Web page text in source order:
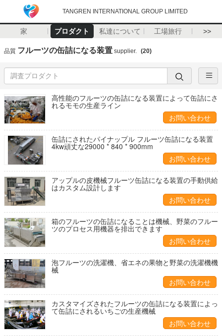
TANGREN INTERNATIONAL GROUP LIMITED
家 プロダクト 私達について 工場旅行 >>
品質 フルーツの缶詰になる装置 supplier. (20)
高性能のフルーツの缶詰になる装置によって缶詰にさ
れるモモの生産ライン
お問い合わせ
缶詰にされたパイナップル フルーツ缶詰になる装置
4kw頑丈な29000 * 840 * 900mm
お問い合わせ
アップルの皮機械フルーツ缶詰になる装置の手動供給
はカスタム設計します
お問い合わせ
箱のフルーツの缶詰になることは機械、野菜のフルー
ツのプロセス用機器を排出できます
お問い合わせ
泡フルーツの洗濯機、省エネの果物と野菜の洗濯機機
械
お問い合わせ
カスタマイズされたフルーツの缶詰になる装置によっ
て缶詰にされるいちごの生産機械
お問い合わせ